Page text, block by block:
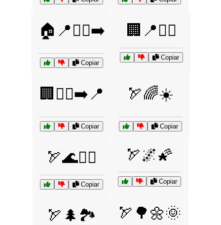
🏠📍🚶‍♂️➡️
Copiar
🏢📍🚶‍♂️
Copiar
🏢🚶‍♂️➡️📍
Copiar
🏹🌈☀️
Copiar
🏹🌊🏄‍♂️
Copiar
🏹🌌🌠
Copiar
🏹🌲🏞️ 🏹🌳🌼🌞